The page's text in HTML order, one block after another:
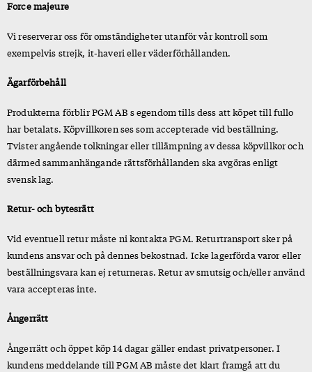
Force majeure
Vi reserverar oss för omständigheter utanför vår kontroll som
exempelvis strejk, it-haveri eller väderförhållanden.
Ägarförbehåll
Produkterna förblir PGM AB s egendom tills dess att köpet till fullo
har betalats. Köpvillkoren ses som accepterade vid beställning.
Tvister angående tolkningar eller tillämpning av dessa köpvillkor och
därmed sammanhängande rättsförhållanden ska avgöras enligt
svensk lag.
Retur- och bytesrätt
Vid eventuell retur måste ni kontakta PGM. Returtransport sker på
kundens ansvar och på dennes bekostnad. Icke lagerförda varor eller
beställningsvara kan ej returneras. Retur av smutsig och/eller använd
vara accepteras inte.
Ångerrätt
Ångerrätt och öppet köp 14 dagar gäller endast privatpersoner. I
kundens meddelande till PGM AB måste det klart framgå att du